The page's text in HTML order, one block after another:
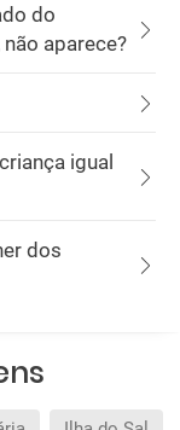
do
aparece?
igual
dos